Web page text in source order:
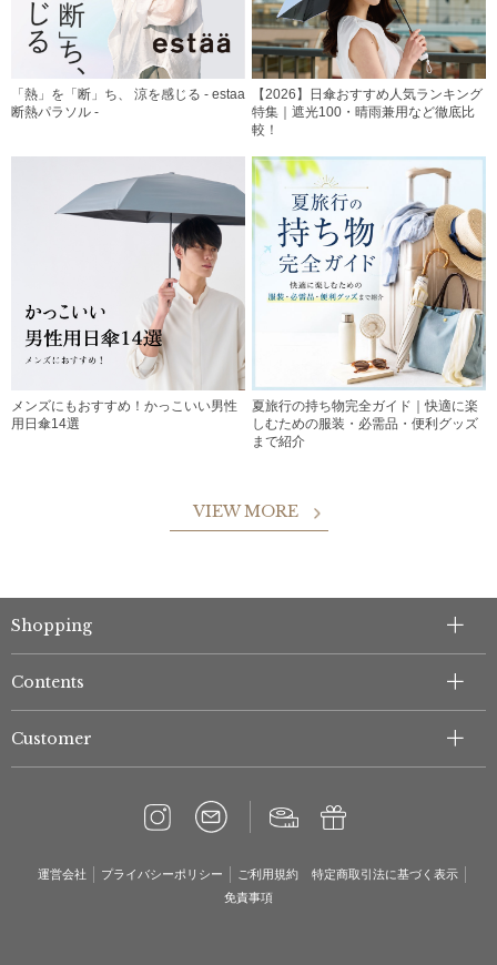
「熱」を「断」ち、 涼を感じる - estaa
断熱パラソル -
【2026】日傘おすすめ人気ランキング
特集｜遮光100・晴雨兼用など徹底比
較！
メンズにもおすすめ！かっこいい男性
用日傘14選
夏旅行の持ち物完全ガイド｜快適に楽
しむための服装・必需品・便利グッズ
まで紹介
VIEW MORE
Shopping
Contents
Customer
運営会社 プライバシーポリシー ご利用規約
特定商取引法に基づく表示
免責事項